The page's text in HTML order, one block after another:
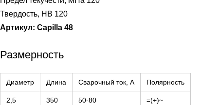
Твердость, HB 120
Артикул: Capilla 48
Размерность
Диаметр Длина Сварочный ток, А Полярность
2,5 350 50-80 =(+)~